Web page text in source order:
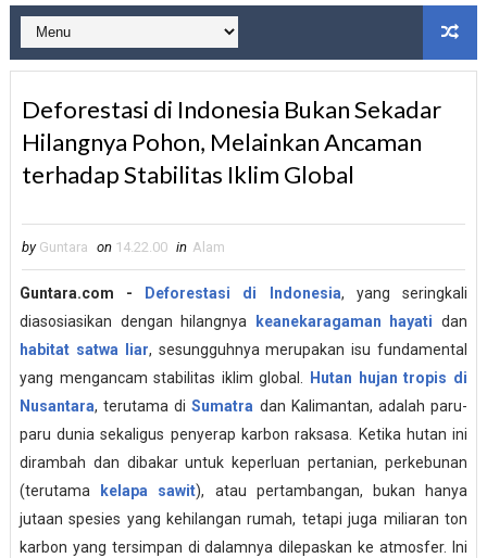
Deforestasi di Indonesia Bukan Sekadar
Hilangnya Pohon, Melainkan Ancaman
terhadap Stabilitas Iklim Global
by Guntara on 14.22.00 in Alam
Guntara.com - Deforestasi di Indonesia, yang seringkali
diasosiasikan dengan hilangnya
keanekaragaman hayati dan
habitat satwa liar, sesungguhnya merupakan isu fundamental
yang mengancam stabilitas iklim global.
Hutan hujan tropis di
Nusantara, terutama diSumatra dan Kalimantan, adalah paru-
paru dunia sekaligus penyerap karbon raksasa. Ketika hutan ini
dirambah dan dibakar untuk keperluan pertanian, perkebunan
(terutama
kelapa sawit), atau pertambangan, bukan hanya
jutaan spesies yang kehilangan rumah, tetapi juga miliaran ton
karbon yang tersimpan di dalamnya dilepaskan ke atmosfer. Ini